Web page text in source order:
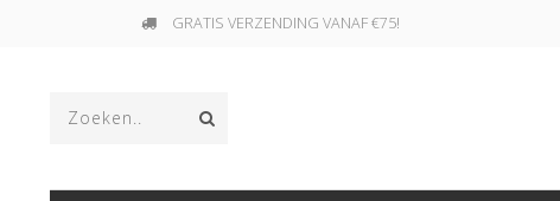
GRATIS VERZENDING VANAF €75!